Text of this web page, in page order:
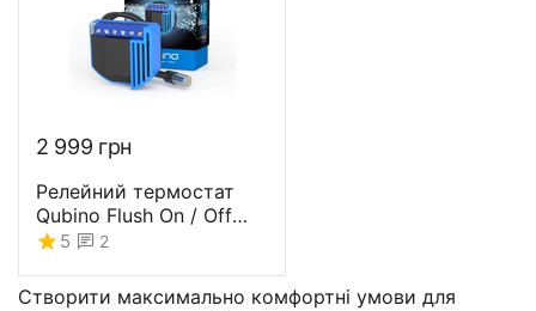
Створити максимально комфортні умови для
2 999 грн
Релейний термостат
Qubino Flush On / Off
Thermostat 2 -
5 2